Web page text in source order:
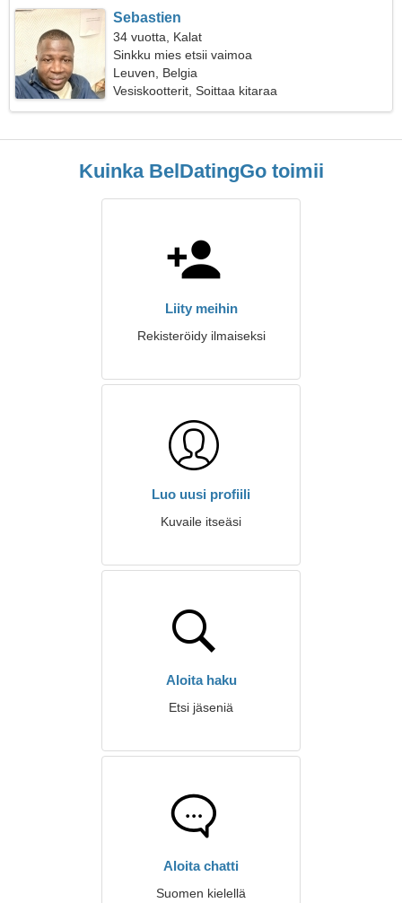
Sebastien
34 vuotta, Kalat
Sinkku mies etsii vaimoa
Leuven, Belgia
Vesiskootterit, Soittaa kitaraa
Kuinka BelDatingGo toimii
Liity meihin
Rekisteröidy ilmaiseksi
Luo uusi profiili
Kuvaile itseäsi
Aloita haku
Etsi jäseniä
Aloita chatti
Suomen kielellä